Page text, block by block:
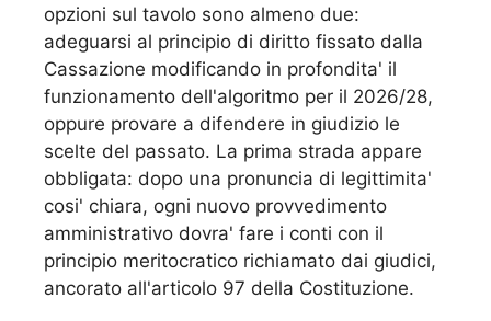
opzioni sul tavolo sono almeno due:
adeguarsi al principio di diritto fissato dalla
Cassazione modificando in profondita' il
funzionamento dell'algoritmo per il 2026/28,
oppure provare a difendere in giudizio le
scelte del passato. La prima strada appare
obbligata: dopo una pronuncia di legittimita'
cosi' chiara, ogni nuovo provvedimento
amministrativo dovra' fare i conti con il
principio meritocratico richiamato dai giudici,
ancorato all'articolo 97 della Costituzione.